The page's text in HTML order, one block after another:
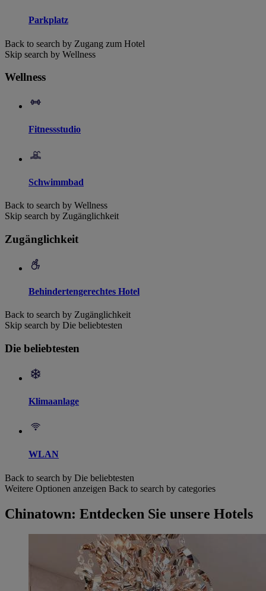
Parkplatz
Back to search by Zugang zum Hotel
Skip search by Wellness
Wellness
Fitnessstudio
Schwimmbad
Back to search by Wellness
Skip search by Zugänglichkeit
Zugänglichkeit
Behindertengerechtes Hotel
Back to search by Zugänglichkeit
Skip search by Die beliebtesten
Die beliebtesten
Klimaanlage
WLAN
Back to search by Die beliebtesten
Weitere Optionen anzeigen Back to search by categories
Chinatown: Entdecken Sie unsere Hotels